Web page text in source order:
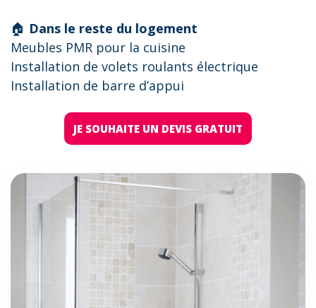
🏠 Dans le reste du logement
Meubles PMR pour la cuisine
Installation de volets roulants électrique
Installation de barre d’appui
JE SOUHAITE UN DEVIS GRATUIT